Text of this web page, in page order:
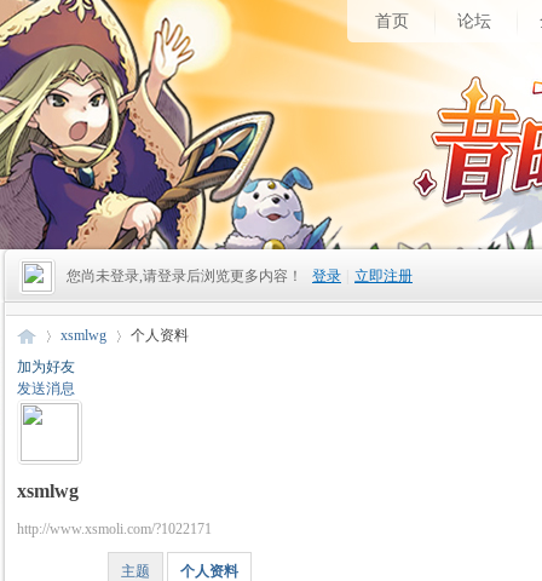
首页 论坛
您尚未登录,请登录后浏览更多内容！ 登录 立即注册
xsmlwg
个人资料
加为好友
发送消息
xsmlwg
http://www.xsmoli.com/?1022171
主题 个人资料